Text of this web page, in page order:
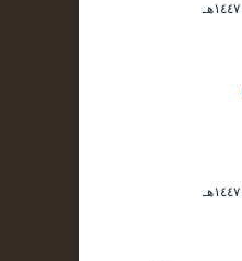
الخميس ۲۰ ذو القعدة ۱٤٤۷هـ
الخميس ۲۰ ذو القعدة ۱٤٤۷هـ